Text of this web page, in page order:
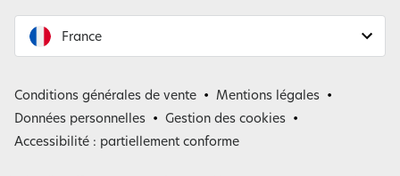
France
Belgique
Conditions générales de vente
Mentions légales
Données personnelles
Gestion des cookies
Accessibilité : partiellement conforme